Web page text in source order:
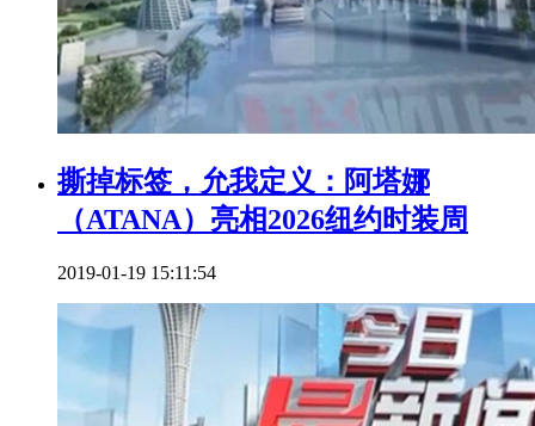
撕掉标签，允我定义：阿塔娜
（ATANA）亮相2026纽约时装周
2019-01-19 15:11:54